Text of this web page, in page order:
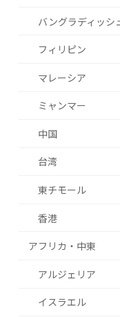
バングラディッシ
フィリピン
マレーシア
ミャンマー
中国
台湾
東チモール
香港
アフリカ・中東
アルジェリア
イスラエル